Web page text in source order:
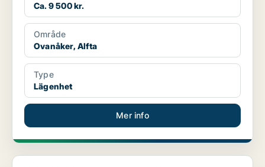
Ca. 9 500 kr.
Område
Ovanåker, Alfta
Type
Lägenhet
Mer info
Lägenhet i Ovanåker, Edsbyn